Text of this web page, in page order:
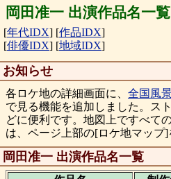
岡田准一 出演作品名一覧
[年代IDX] [作品IDX]
[俳優IDX] [地域IDX]
お知らせ
各ロケ地の詳細画面に、 全国風
で見る機能を追加しました。ス
どに便利です。地図上ですべて
は、ページ上部の[ロケ地マップ]
岡田准一 出演作品名一覧